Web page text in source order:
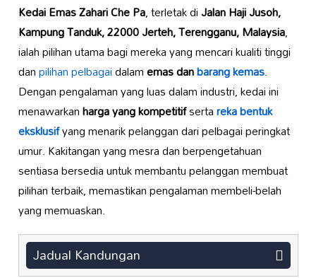
Kedai Emas Zahari Che Pa, terletak diJalan Haji Jusoh,
Kampung Tanduk, 22000 Jerteh, Terengganu, Malaysia,
ialah pilihan utama bagi mereka yang mencari kualiti tinggi
danpilihan pelbagaidalamemas danbarang kemas.
Dengan pengalaman yang luas dalam industri, kedai ini
menawarkanharga yang kompetitifsertareka bentuk
eksklusifyang menarik pelanggan dari pelbagai peringkat
umur. Kakitangan yang mesra dan berpengetahuan
sentiasa bersedia untuk membantu pelanggan membuat
pilihan terbaik, memastikan pengalaman membeli-belah
yang memuaskan.
Jadual Kandungan